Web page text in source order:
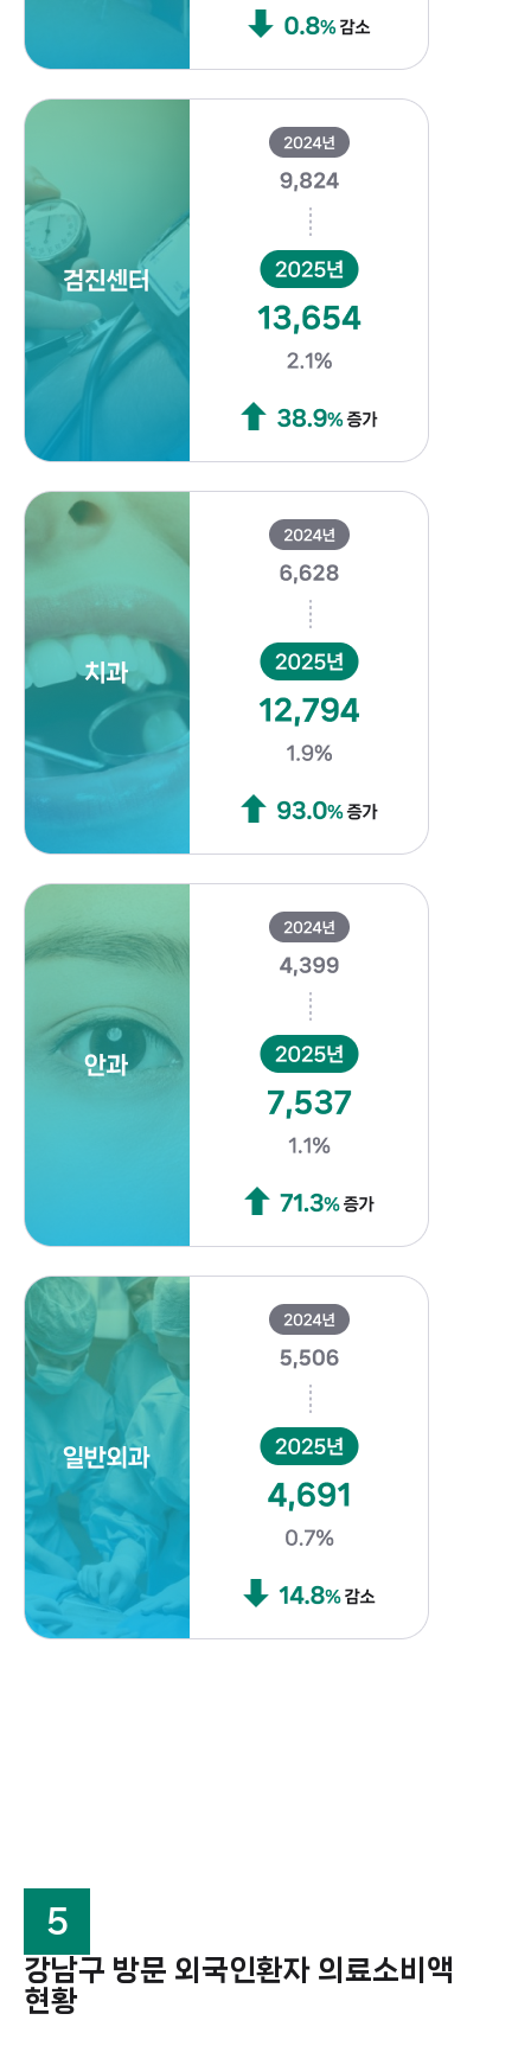
5
강남구 방문 외국인환자 의료소비액
현황